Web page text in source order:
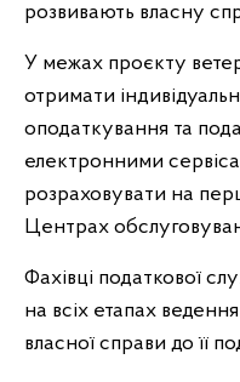
розвивають власну
У межах проєкту
отримати
оподаткування та
електронними
розраховувати на
Центрах
Фахівці податкової
на всіх етапах
власної справи до її